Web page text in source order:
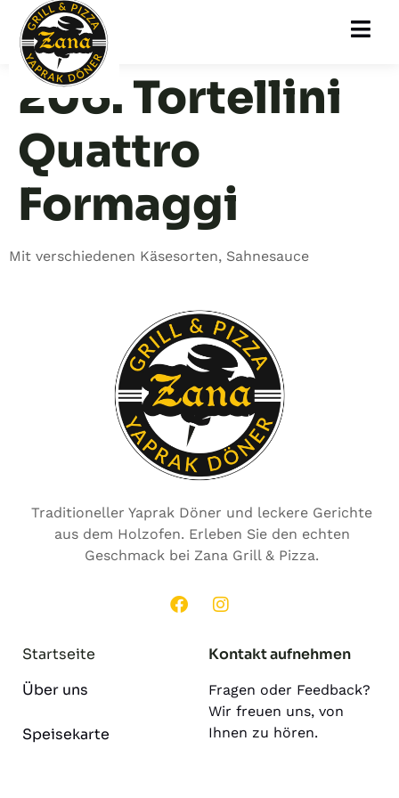
206. Tortellini
Quattro
Formaggi
Mit verschiedenen Käsesorten, Sahnesauce
Traditioneller Yaprak Döner und leckere Gerichte
aus dem Holzofen. Erleben Sie den echten
Geschmack bei Zana Grill & Pizza.
Startseite
Über uns
Speisekarte
Kontakt aufnehmen
Fragen oder Feedback?
Wir freuen uns, von
Ihnen zu hören.